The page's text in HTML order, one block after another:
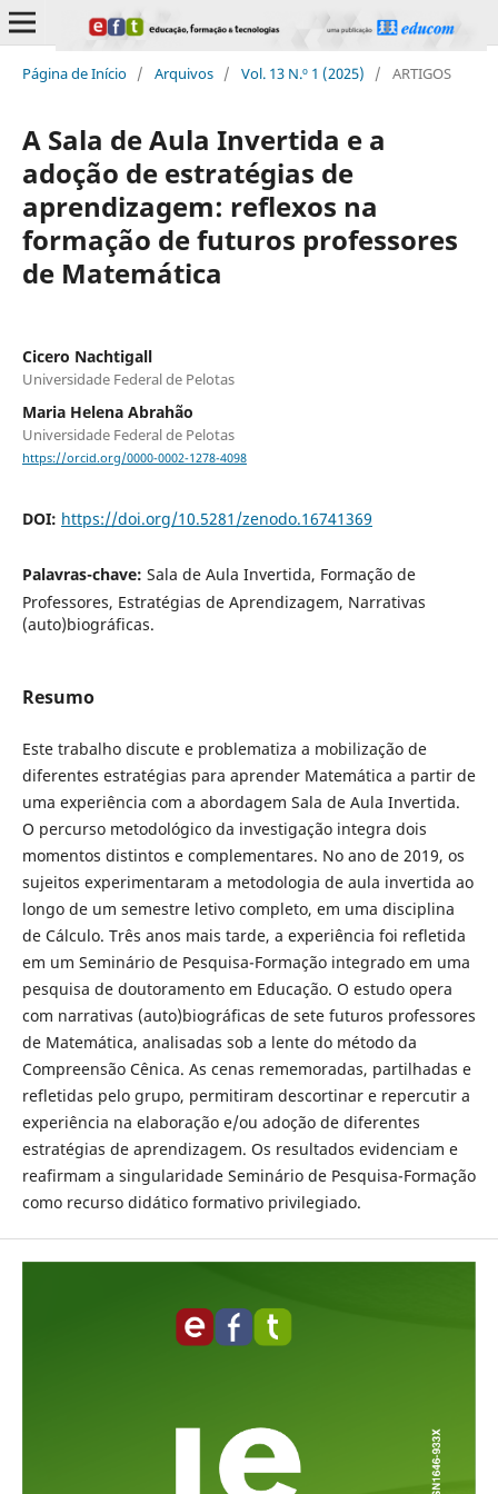
Página de Início / Arquivos / Vol. 13 N.º 1 (2025) / ARTIGOS
A Sala de Aula Invertida e a
adoção de estratégias de
aprendizagem: reflexos na
formação de futuros professores
de Matemática
Cicero Nachtigall
Universidade Federal de Pelotas
Maria Helena Abrahão
Universidade Federal de Pelotas
https://orcid.org/0000-0002-1278-4098
DOI: https://doi.org/10.5281/zenodo.16741369
Palavras-chave: Sala de Aula Invertida, Formação de
Professores, Estratégias de Aprendizagem, Narrativas
(auto)biográficas.
Resumo
Este trabalho discute e problematiza a mobilização de
diferentes estratégias para aprender Matemática a partir de
uma experiência com a abordagem Sala de Aula Invertida.
O percurso metodológico da investigação integra dois
momentos distintos e complementares. No ano de 2019, os
sujeitos experimentaram a metodologia de aula invertida ao
longo de um semestre letivo completo, em uma disciplina
de Cálculo. Três anos mais tarde, a experiência foi refletida
em um Seminário de Pesquisa-Formação integrado em uma
pesquisa de doutoramento em Educação. O estudo opera
com narrativas (auto)biográficas de sete futuros professores
de Matemática, analisadas sob a lente do método da
Compreensão Cênica. As cenas rememoradas, partilhadas e
refletidas pelo grupo, permitiram descortinar e repercutir a
experiência na elaboração e/ou adoção de diferentes
estratégias de aprendizagem. Os resultados evidenciam e
reafirmam a singularidade Seminário de Pesquisa-Formação
como recurso didático formativo privilegiado.